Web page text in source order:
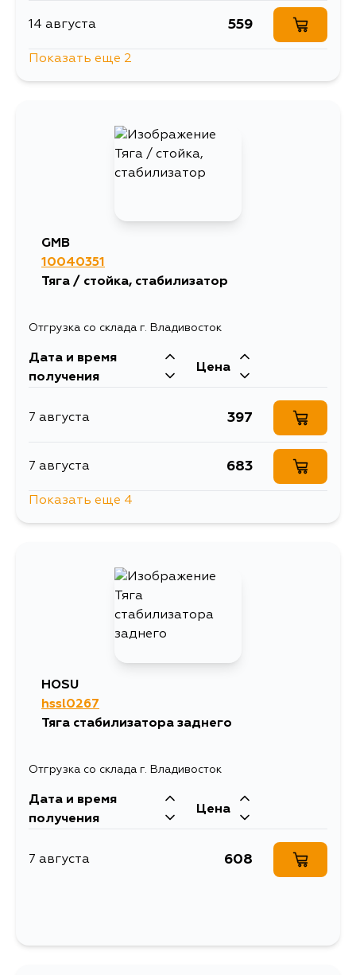
14 августа 559
Показать еще 2
GMB
10040351
Тяга / стойка, стабилизатор
Отгрузка со склада г. Владивосток
Дата и время
получения
Цена
7 августа 397
7 августа 683
1101
Показать еще 4
HOSU
hssl0267
Тяга стабилизатора заднего
Отгрузка со склада г. Владивосток
Дата и время
получения
Цена
7 августа 608